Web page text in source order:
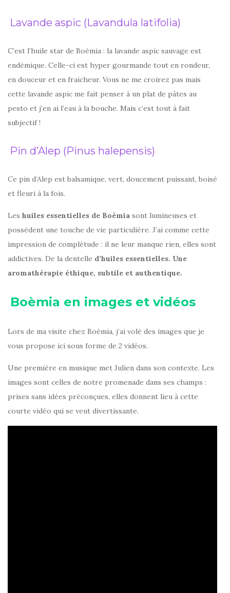
Lavande aspic (Lavandula latifolia)
C’est l’huile star de Boèmia : la lavande aspic sauvage est
endémique. Celle-ci est hyper gourmande tout en rondeur,
en douceur et en fraicheur. Vous ne me croirez pas mais
cette lavande aspic me fait penser à un plat de pâtes au
pesto et j’en ai l’eau à la bouche. Mais c’est tout à fait
subjectif !
Pin d’Alep (Pinus halepensis)
Ce pin d’Alep est balsamique, vert, doucement puissant, boisé
et fleuri à la fois.
Les huiles essentielles de Boèmia sont lumineuses et
possèdent une touche de vie particulière. J’ai comme cette
impression de complétude : il ne leur manque rien, elles sont
addictives. De la dentelle d’huiles essentielles. Une
aromathérapie éthique, subtile et authentique.
Boèmia en images et vidéos
Lors de ma visite chez Boèmia, j’ai volé des images que je
vous propose ici sous forme de 2 vidéos.
Une première en musique met Julien dans son contexte. Les
images sont celles de notre promenade dans ses champs :
prises sans idées préconçues, elles donnent lieu à cette
courte vidéo qui se veut divertissante.